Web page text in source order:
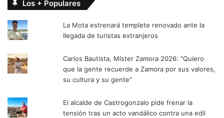
Los + Populares
La Mota estrenará templete renovado ante la
llegada de turistas extranjeros
Carlos Bautista, Míster Zamora 2026: "Quiero
que la gente recuerde a Zamora por sus valores,
su cultura y su gente"
El alcalde de Castrogonzalo pide frenar la
tensión tras un acto vandálico contra una edil